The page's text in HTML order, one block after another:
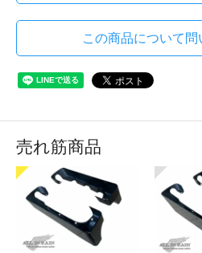
この商品について問
売れ筋商品